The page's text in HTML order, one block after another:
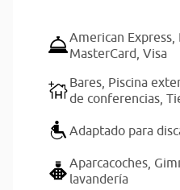
American Express,
MasterCard, Visa
Bares, Piscina
de conferencias,
Adaptado para
Aparcacoches,
lavandería